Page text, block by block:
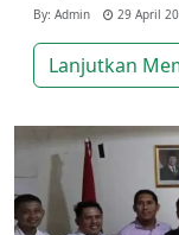
By: Admin 29 April
Lanjutkan